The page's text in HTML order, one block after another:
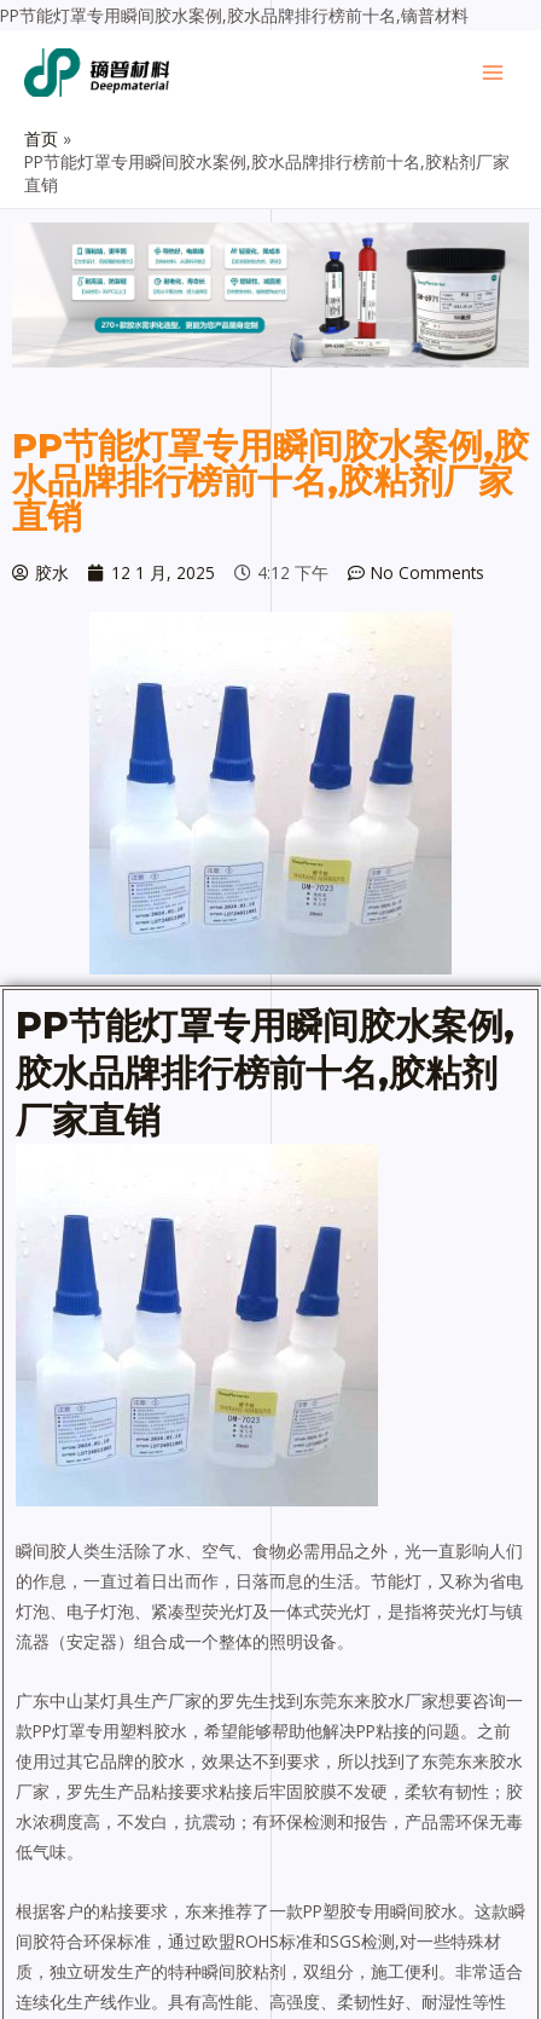
PP节能灯罩专用瞬间胶水案例,胶水品牌排行榜前十名,镝普材料
首页
PP节能灯罩专用瞬间胶水案例,胶水品牌排行榜前十名,胶粘剂厂家
直销
PP节能灯罩专用瞬间胶水案例,胶
水品牌排行榜前十名,胶粘剂厂家
直销
胶水 12 1 月, 2025 4:12 下午 No Comments
PP节能灯罩专用瞬间胶水案例,
胶水品牌排行榜前十名,胶粘剂
厂家直销
瞬间胶人类生活除了水、空气、食物必需用品之外，光一直影响人们
的作息，一直过着日出而作，日落而息的生活。节能灯，又称为省电
灯泡、电子灯泡、紧凑型荧光灯及一体式荧光灯，是指将荧光灯与镇
流器（安定器）组合成一个整体的照明设备。
广东中山某灯具生产厂家的罗先生找到东莞东来胶水厂家想要咨询一
款PP灯罩专用塑料胶水，希望能够帮助他解决PP粘接的问题。之前
使用过其它品牌的胶水，效果达不到要求，所以找到了东莞东来胶水
厂家，罗先生产品粘接要求粘接后牢固胶膜不发硬，柔软有韧性；胶
水浓稠度高，不发白，抗震动；有环保检测和报告，产品需环保无毒
低气味。
根据客户的粘接要求，东来推荐了一款PP塑胶专用瞬间胶水。这款瞬
间胶符合环保标准，通过欧盟ROHS标准和SGS检测,对一些特殊材
质，独立研发生产的特种瞬间胶粘剂，双组分，施工便利。非常适合
连续化生产线作业。具有高性能、高强度、柔韧性好、耐湿性等性